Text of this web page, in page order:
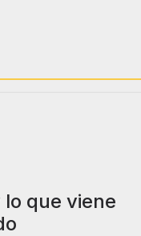
que viene